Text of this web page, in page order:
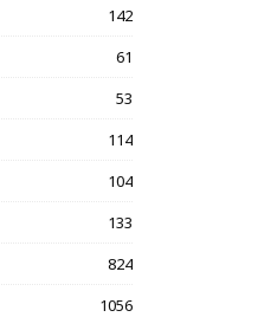
142
61
53
114
104
133
824
1056